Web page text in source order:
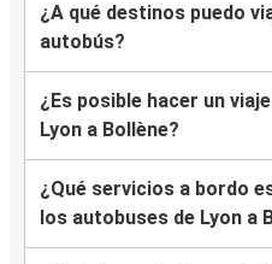
¿A qué destinos puedo
autobús?
¿Es posible hacer un
Lyon a Bollène?
¿Qué servicios a bordo
los autobuses de Lyon a